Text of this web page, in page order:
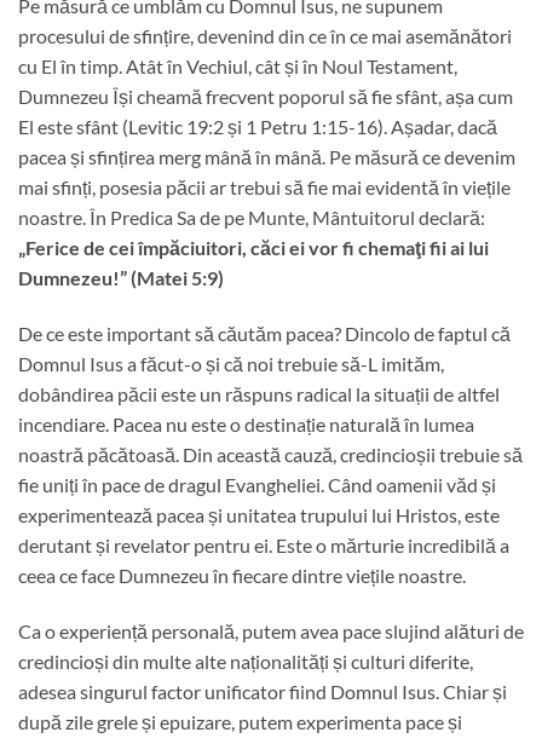
Pe măsură ce umblăm cu Domnul Isus, ne supunem
procesului de sfințire, devenind din ce în ce mai asemănători
cu El în timp. Atât în ​​Vechiul, cât și în Noul Testament,
Dumnezeu Își cheamă frecvent poporul să fie sfânt, așa cum
El este sfânt (Levitic 19:2 și 1 Petru 1:15-16). Așadar, dacă
pacea și sfințirea merg mână în mână. Pe măsură ce devenim
mai sfinți, posesia păcii ar trebui să fie mai evidentă în viețile
noastre. În Predica Sa de pe Munte, Mântuitorul declară:
„Ferice de cei împăciuitori, căci ei vor fi chemaţi fii ai lui
Dumnezeu!” (Matei 5:9)
De ce este important să căutăm pacea? Dincolo de faptul că
Domnul Isus a făcut-o și că noi trebuie să-L imităm,
dobândirea păcii este un răspuns radical la situații de altfel
incendiare. Pacea nu este o destinație naturală în lumea
noastră păcătoasă. Din această cauză, credincioșii trebuie să
fie uniți în pace de dragul Evangheliei. Când oamenii văd și
experimentează pacea și unitatea trupului lui Hristos, este
derutant și revelator pentru ei. Este o mărturie incredibilă a
ceea ce face Dumnezeu în fiecare dintre viețile noastre.
Ca o experiență personală, putem avea pace slujind alături de
credincioși din multe alte naționalități și culturi diferite,
adesea singurul factor unificator fiind Domnul Isus. Chiar și
după zile grele și epuizare, putem experimenta pace și